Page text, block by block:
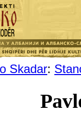
Skadar: